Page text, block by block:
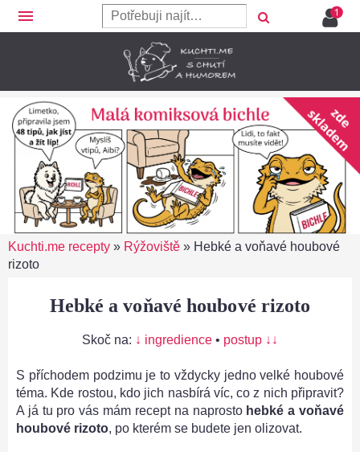
menu
Kuchti.me recepty » Rýžoviště » Hebké a voňavé houbové
rizoto
Hebké a voňavé houbové rizoto
Skoč na: ↓ ingredience • postup ↓↓
S příchodem podzimu je to vždycky jedno velké houbové
téma. Kde rostou, kdo jich nasbírá víc, co z nich připravit?
A já tu pro vás mám recept na naprosto hebké a voňavé
houbové rizoto, po kterém se budete jen olizovat.